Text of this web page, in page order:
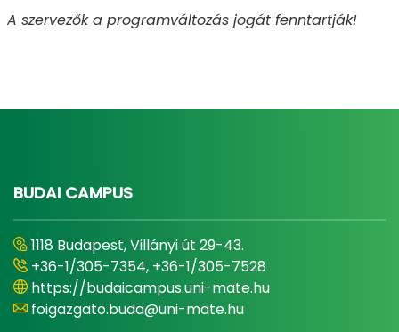
A szervezők a programváltozás jogát fenntartják!
BUDAI CAMPUS
1118 Budapest, Villányi út 29-43.
+36-1/305-7354, +36-1/305-7528
https://budaicampus.uni-mate.hu
foigazgato.buda@uni-mate.hu